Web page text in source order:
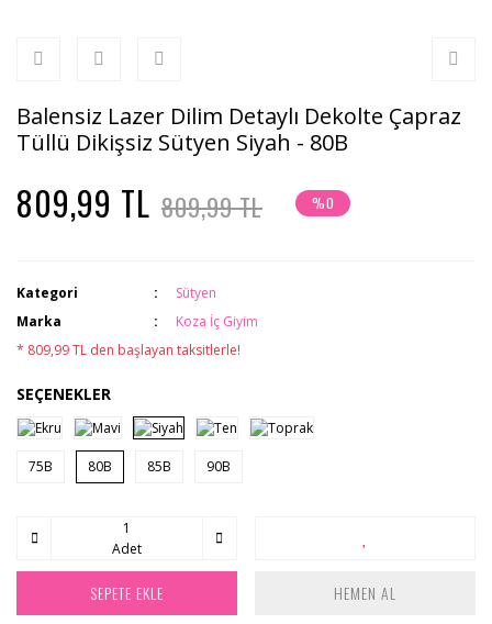
Balensiz Lazer Dilim Detaylı Dekolte Çapraz
Tüllü Dikişsiz Sütyen Siyah - 80B
809,99 TL 809,99 TL %0
Kategori
Sütyen
Marka
Koza İç Giyim
* 809,99 TL den başlayan taksitlerle!
SEÇENEKLER
75B 80B 85B 90B
Adet
SEPETE EKLE HEMEN AL